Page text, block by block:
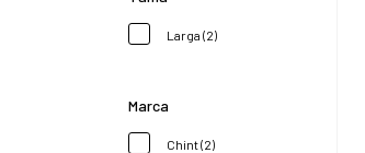
Larga (2)
Marca
Chint (2)